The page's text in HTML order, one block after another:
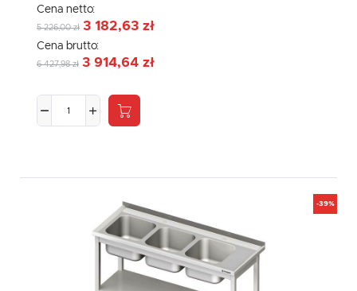
Cena netto:
5 226,00 zł 3 182,63 zł
Cena brutto:
6 427,98 zł 3 914,64 zł
-39%